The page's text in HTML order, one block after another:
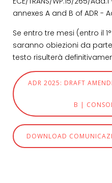
annexes A and B of ADR -
Se entro tre mesi (entro il
saranno obiezioni da
testo risulterà
ADR 2025: DRAFT
B |
DOWNLOAD